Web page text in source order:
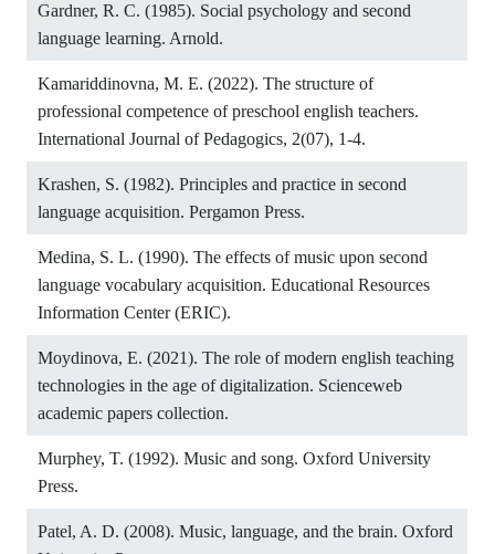
Gardner, R. C. (1985). Social psychology and second
language learning. Arnold.
Kamariddinovna, M. E. (2022). The structure of
professional competence of preschool english teachers.
International Journal of Pedagogics, 2(07), 1-4.
Krashen, S. (1982). Principles and practice in second
language acquisition. Pergamon Press.
Medina, S. L. (1990). The effects of music upon second
language vocabulary acquisition. Educational Resources
Information Center (ERIC).
Moydinova, E. (2021). The role of modern english teaching
technologies in the age of digitalization. Scienceweb
academic papers collection.
Murphey, T. (1992). Music and song. Oxford University
Press.
Patel, A. D. (2008). Music, language, and the brain. Oxford